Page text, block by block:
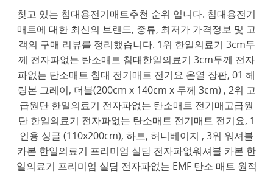
찾고 있는 침대용전기매트추천 순위 입니다. 침대용전기
매트에 대한 최신의 브랜드, 종류, 최저가 가격정보 및 고
객의 구매 리뷰를 정리했습니다. 1위 한일의료기 3cm두
께 전자파없는 탄소매트 침대한일의료기 3cm두께 전자
파없는 탄소매트 침대 전기매트 전기요 온열 장판, 01 헤
링본 그레이, 더블(200cm x 140cm x 두께 3cm) , 2위 고
급원단 한일의료기 전자파없는 탄소매트 전기매고급원
단 한일의료기 전자파없는 탄소매트 전기매트 전기요, 1
인용 싱글 (110x200cm), 하트, 허니베이지 , 3위 워셔블
카본 한일의료기 프리미엄 실담 전자파없워셔블 카본 한
일의료기 프리미엄 실담 전자파없는 EMF 탄소 매트 원적